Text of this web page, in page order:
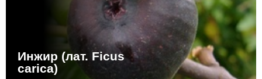
Инжир (лат. Ficus
carica)